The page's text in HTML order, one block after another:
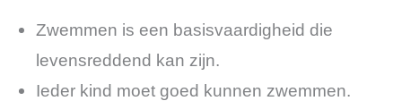
Zwemmen is een basisvaardigheid die
levensreddend kan zijn.
Ieder kind moet goed kunnen zwemmen.